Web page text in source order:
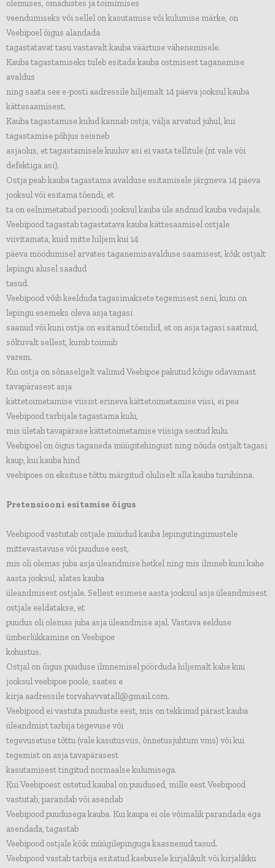
olemuses, omadustes ja toimimises
veendumiseks või sellel on kasutamise või kulumise märke, on
Veebipoel õigus alandada
tagastatavat tasu vastavalt kauba väärtuse vähenemisele.
Kauba tagastamiseks tuleb esitada kauba ostmisest taganemise
avaldus
ning saata see e-posti aadressile hiljemalt 14 päeva jooksul kauba
kättesaamisest.
Kauba tagastamise kulud kannab ostja, välja arvatud juhul, kui
tagastamise põhjus seisneb
asjaolus, et tagastamisele kuuluv asi ei vasta tellitule (nt vale või
defektiga asi).
Ostja peab kauba tagastama avalduse esitamisele järgneva 14 päeva
jooksul või esitama tõendi, et
ta on eelnimetatud perioodi jooksul kauba üle andnud kauba vedajale.
Veebipood tagastab tagastatava kauba kättesaamisel ostjale
viivitamata, kuid mitte hiljem kui 14
päeva möödumisel arvates taganemisavalduse saamisest, kõik ostjalt
lepingu alusel saadud
tasud.
Veebipood võib keelduda tagasimaksete tegemisest seni, kuni on
lepingu esemeks oleva asja tagasi
saanud või kuni ostja on esitanud tõendid, et on asja tagasi saatnud,
sõltuvalt sellest, kumb toimub
varem.
Kui ostja on sõnaselgelt valinud Veebipoe pakutud kõige odavamast
tavapärasest asja
kättetoimetamise viisist erineva kättetoimetamise viisi, ei pea
Veebipood tarbijale tagastama kulu,
mis ületab tavapärase kättetoimetamise viisiga seotud kulu.
Veebipoel on õigus taganeda müügitehingust ning nõuda ostjalt tagasi
kaup, kui kauba hind
veebipoes on eksituse tõttu märgitud oluliselt alla kauba turuhinna.
Pretensiooni esitamise õigus
Veebipood vastutab ostjale müüdud kauba lepingutingimustele
mittevastavuse või puuduse eest,
mis oli olemas juba asja üleandmise hetkel ning mis ilmneb kuni kahe
aasta jooksul, alates kauba
üleandmisest ostjale. Sellest esimese aasta jooksul asja üleandmisest
ostjale eeldatakse, et
puudus oli olemas juba asja üleandmise ajal. Vastava eelduse
ümberlükkamine on Veebipoe
kohustus.
Ostjal on õigus puuduse ilmnemisel pöörduda hiljemalt kahe kuu
jooksul veebipoe poole, saates e
kirja aadressile torvahavvatall@gmail.com.
Veebipood ei vastuta puuduste eest, mis on tekkinud pärast kauba
üleandmist tarbija tegevuse või
tegevusetuse tõttu (vale kasutusviis, õnnetusjuhtum vms) või kui
tegemist on asja tavapärasest
kasutamisest tingitud normaalse kulumisega.
Kui Veebipoest ostetud kaubal on puudused, mille eest Veebipood
vastutab, parandab või asendab
Veebipood puudusega kauba. Kui kaupa ei ole võimalik parandada ega
asendada, tagastab
Veebipood ostjale kõik müügilepinguga kaasnenud tasud.
Veebipood vastab tarbija esitatud kaebusele kirjalikult või kirjalikku